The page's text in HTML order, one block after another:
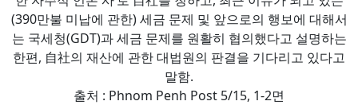
(390만불 미납에 관한) 세금 문제 및 앞으로의 행보에 대해서
는 국세청(GDT)과 세금 문제를 원활히 협의했다고 설명하는
한편, 自社의 재산에 관한 대법원의 판결을 기다리고 있다고
말함.
출처 : Phnom Penh Post 5/15, 1-2면